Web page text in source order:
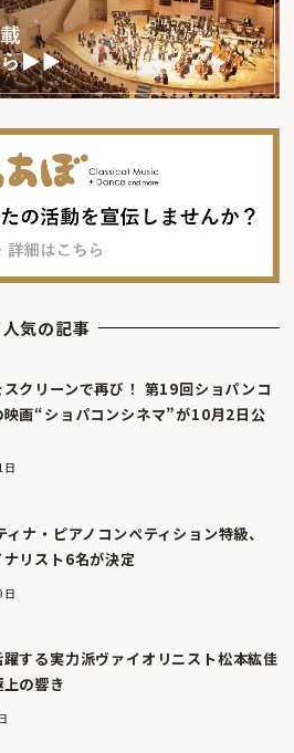
人気の記事
スクリーンで再び！ 第19回ショパンコ
映画“ショパコンシネマ”が10月2日公
ナ・ピアノコンペティション特級、
ナリスト6名が決定
する実力派ヴァイオリニスト松本紘佳
の響き